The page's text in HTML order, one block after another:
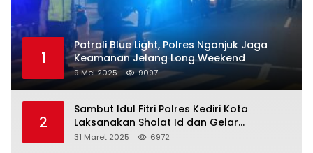
1
Patroli Blue Light, Polres Nganjuk Jaga
Keamanan Jelang Long Weekend
9 Mei 2025 9097
2
Sambut Idul Fitri Polres Kediri Kota
Laksanakan Sholat Id dan Gelar
Halalbihalal
31 Maret 2025 6972